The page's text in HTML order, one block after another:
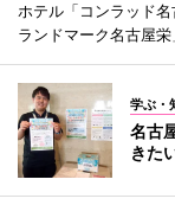
ホテル「コンラッド
ランドマーク名古屋栄
学ぶ・
名古
きた